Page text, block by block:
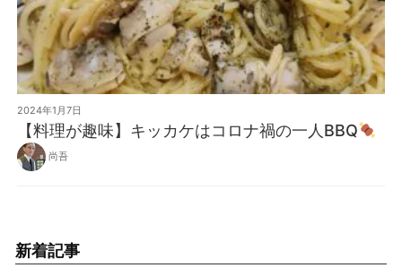
2024年1月7日
【料理が趣味】キッカケはコロナ禍の一人BBQ
尚吾
新着記事